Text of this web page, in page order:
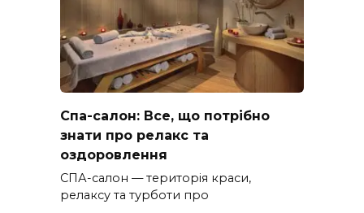
Спа-салон: Все, що потрібно
знати про релакс та
оздоровлення
СПА-салон — територія краси,
релаксу та турботи про